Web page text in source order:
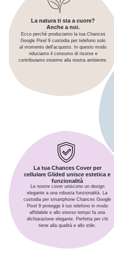
La natura ti sta a cuore?
Anche a noi.
Ecco perché produciamo la tua Chances
Google Pixel 9 custodia per telefono solo
al momento dell'acquisto. In questo modo
riduciamo il consumo di risorse e
contribuiamo insieme alla nostra ambiente.
La tua Chances Cover per
cellulare Glided unisce estetica e
funzionalità
Le nostre cover uniscono un design
elegante a una robusta funzionalità. La
custodia per smartphone Chances Google
Pixel 9 protegge il tuo telefono in modo
affidabile e allo stesso tempo fa una
dichiarazione elegante. Perfetta per chi
tiene alla qualità e allo stile.